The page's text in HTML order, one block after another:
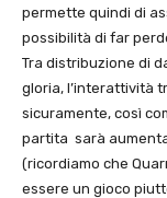
permette quindi di
possibilità di far
Tra distribuzione di
gloria, l’interattività
sicuramente, così
partita sarà
(ricordiamo che
essere un gioco